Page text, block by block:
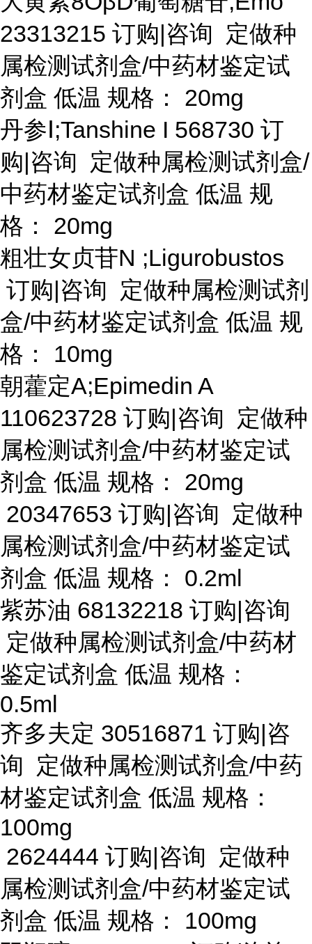
23313215 订购|咨询 定做种
属检测试剂盒/中药材鉴定试
剂盒 低温 规格： 20mg
丹参Ⅰ;Tanshine I 568730 订
购|咨询 定做种属检测试剂盒/
中药材鉴定试剂盒 低温 规
格： 20mg
粗壮女贞苷N ;Ligurobustos
订购|咨询 定做种属检测试剂
盒/中药材鉴定试剂盒 低温 规
格： 10mg
朝藿定A;Epimedin A
110623728 订购|咨询 定做种
属检测试剂盒/中药材鉴定试
剂盒 低温 规格： 20mg
20347653 订购|咨询 定做种
属检测试剂盒/中药材鉴定试
剂盒 低温 规格： 0.2ml
紫苏油 68132218 订购|咨询
定做种属检测试剂盒/中药材
鉴定试剂盒 低温 规格：
0.5ml
齐多夫定 30516871 订购|咨
询 定做种属检测试剂盒/中药
材鉴定试剂盒 低温 规格：
100mg
2624444 订购|咨询 定做种
属检测试剂盒/中药材鉴定试
剂盒 低温 规格： 100mg